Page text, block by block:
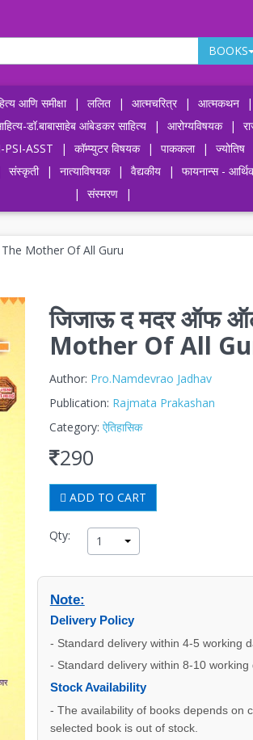
BOOKS
आणि समीक्षा | ललित | आत्मचरित्र | आत्मकथन |
डॉ.बाबासाहेब आंबेडकर साहित्य | आरोग्यविषयक |
PSI-ASST | कॉम्प्युटर विषयक | पाककला | ज्योतिष
संस्कृती | नात्याविषयक | वैद्यकीय | फायनान्स -
|
संस्मरण |
Mother Of All Guru
जिजाऊ द मदर ऑफ
Mother Of All
Author: Pro.Namdevrao Jadhav
Publication: Rajmata Prakashan
Category: ऐतिहासिक
290
ADD TO CART
Qty: 1
Note:
Delivery Policy
- Standard delivery within 4-5 working
- Standard delivery within 8-10
Stock Availability
- The availability of books depends on
selected book is out of stock.